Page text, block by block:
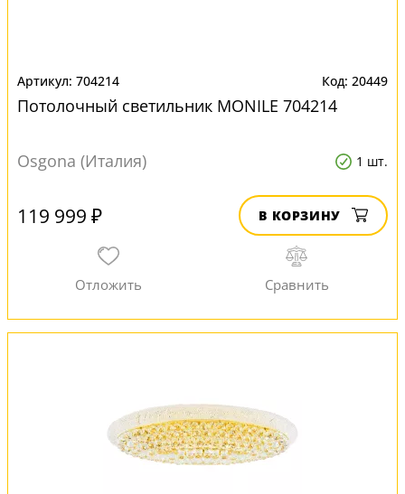
704214 20449
Потолочный светильник MONILE 704214
Osgona (Италия) 1 шт.
119 999 ₽ В КОРЗИНУ